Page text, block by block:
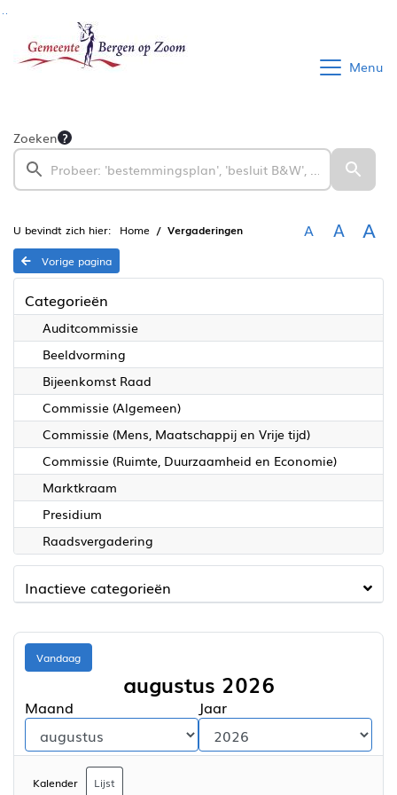
Ga naar de inhoud van deze pagina
Ga naar het zoeken
Ga naar het menu
Menu
Zoeken
U bevindt zich hier: Home Vergaderingen A A A
Vorige pagina
Categorieën
Auditcommissie
Beeldvorming
Bijeenkomst Raad
Commissie (Algemeen)
Commissie (Mens, Maatschappij en Vrije tijd)
Commissie (Ruimte, Duurzaamheid en Economie)
Marktkraam
Presidium
Raadsvergadering
Inactieve categorieën
Vandaag
augustus 2026
Maand Jaar
Kalender Lijst